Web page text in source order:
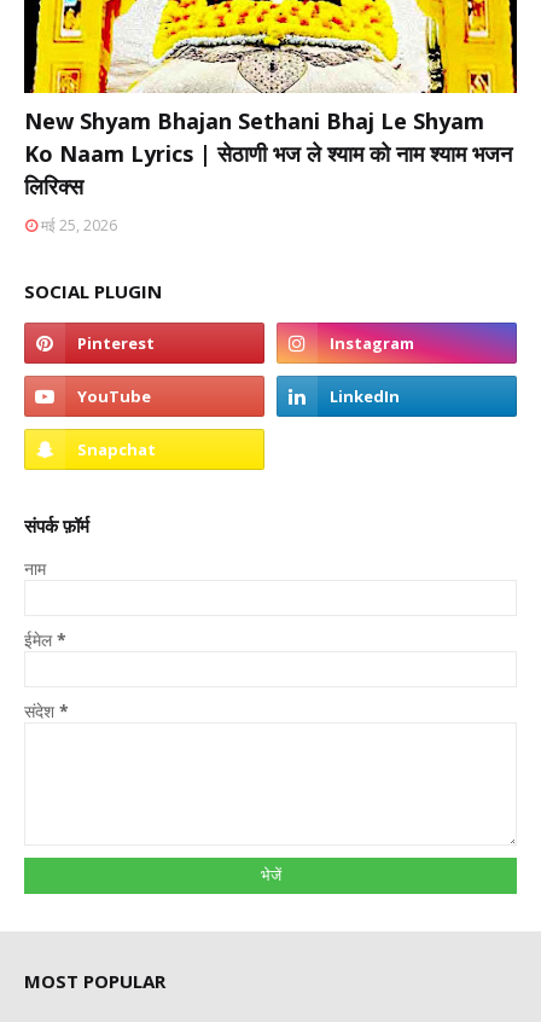
New Shyam Bhajan Sethani Bhaj Le Shyam
Ko Naam Lyrics | सेठाणी भज ले श्याम को नाम श्याम भजन
लिरिक्स
मई 25, 2026
SOCIAL PLUGIN
संपर्क फ़ॉर्म
नाम
ईमेल*
संदेश *
MOST POPULAR